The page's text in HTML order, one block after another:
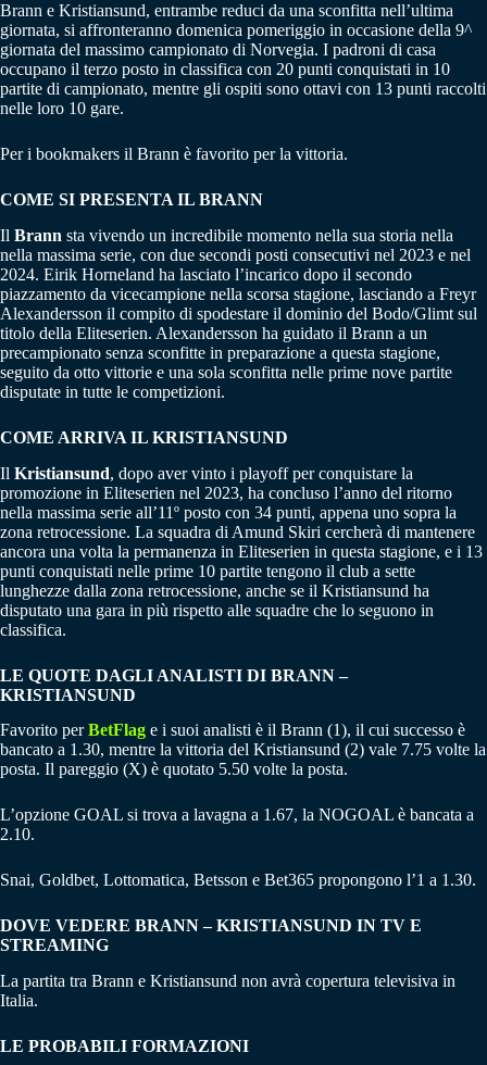
Brann e Kristiansund, entrambe reduci da una sconfitta nell’ultima
giornata, si affronteranno domenica pomeriggio in occasione della 9^
giornata del massimo campionato di Norvegia. I padroni di casa
occupano il terzo posto in classifica con 20 punti conquistati in 10
partite di campionato, mentre gli ospiti sono ottavi con 13 punti raccolti
nelle loro 10 gare.
Per i bookmakers il Brann è favorito per la vittoria.
COME SI PRESENTA IL BRANN
Il Brann sta vivendo un incredibile momento nella sua storia nella
nella massima serie, con due secondi posti consecutivi nel 2023 e nel
2024. Eirik Horneland ha lasciato l’incarico dopo il secondo
piazzamento da vicecampione nella scorsa stagione, lasciando a Freyr
Alexandersson il compito di spodestare il dominio del Bodo/Glimt sul
titolo della Eliteserien. Alexandersson ha guidato il Brann a un
precampionato senza sconfitte in preparazione a questa stagione,
seguito da otto vittorie e una sola sconfitta nelle prime nove partite
disputate in tutte le competizioni.
COME ARRIVA IL KRISTIANSUND
Il Kristiansund, dopo aver vinto i playoff per conquistare la
promozione in Eliteserien nel 2023, ha concluso l’anno del ritorno
nella massima serie all’11º posto con 34 punti, appena uno sopra la
zona retrocessione. La squadra di Amund Skiri cercherà di mantenere
ancora una volta la permanenza in Eliteserien in questa stagione, e i 13
punti conquistati nelle prime 10 partite tengono il club a sette
lunghezze dalla zona retrocessione, anche se il Kristiansund ha
disputato una gara in più rispetto alle squadre che lo seguono in
classifica.
LE QUOTE DAGLI ANALISTI DI BRANN –
KRISTIANSUND
Favorito perBetFlag e i suoi analisti è il Brann (1), il cui successo è
bancato a 1.30, mentre la vittoria del Kristiansund (2) vale 7.75 volte la
posta. Il pareggio (X) è quotato 5.50 volte la posta.
L’opzione GOAL si trova a lavagna a 1.67, la NOGOAL è bancata a
2.10.
Snai, Goldbet, Lottomatica, Betsson e Bet365 propongono l’1 a 1.30.
DOVE VEDERE BRANN – KRISTIANSUND IN TV E
STREAMING
La partita tra Brann e Kristiansund non avrà copertura televisiva in
Italia.
LE PROBABILI FORMAZIONI